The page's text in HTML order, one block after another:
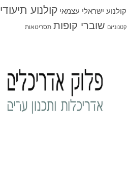
קולנוע ישראלי עצמאי קולנוע תיעודי
קטנוניזם שוברי קופות תסריטאות